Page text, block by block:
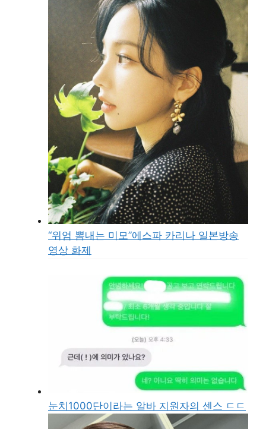
“위엄 뽐내는 미모”에스파 카리나 일본방송
영상 화제
눈치1000단이라는 알바 지원자의 센스 ㄷㄷ